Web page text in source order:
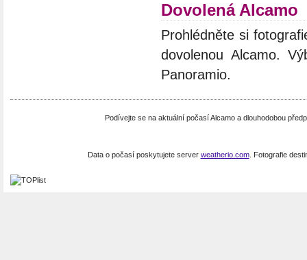
Dovolená Alcamo
Prohlédněte si
dovolenou Alcamo.
Panoramio.
Podívejte se na aktuální počasí Alcamo a dlouhodobou
Data o počasí poskytujete server weatherio.com. Fotografie